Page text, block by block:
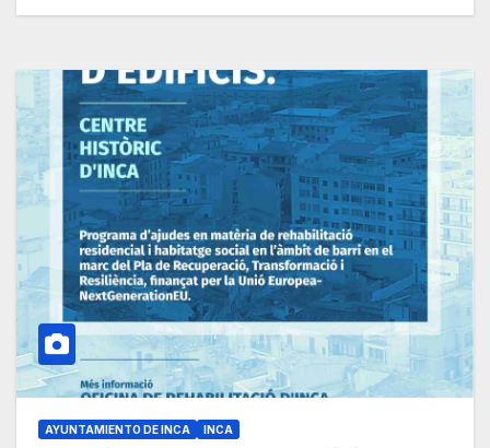
AYUNTAMIENTO DE INCA INCA